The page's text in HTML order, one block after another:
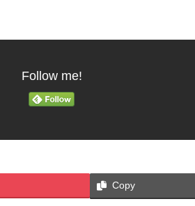
Follow me!
Copy